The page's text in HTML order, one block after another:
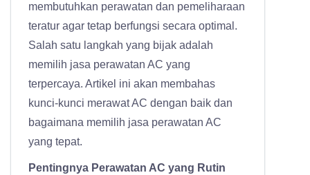
membutuhkan perawatan dan pemeliharaan
teratur agar tetap berfungsi secara optimal.
Salah satu langkah yang bijak adalah
memilih jasa perawatan AC yang
terpercaya. Artikel ini akan membahas
kunci-kunci merawat AC dengan baik dan
bagaimana memilih jasa perawatan AC
yang tepat.
Pentingnya Perawatan AC yang Rutin